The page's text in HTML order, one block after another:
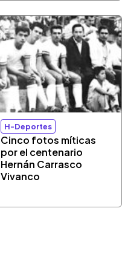
H-Deportes
Cinco fotos míticas
por el centenario
Hernán Carrasco
Vivanco